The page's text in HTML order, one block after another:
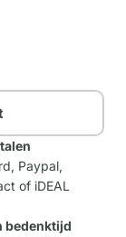
Paypal,
of iDEAL
bedenktijd